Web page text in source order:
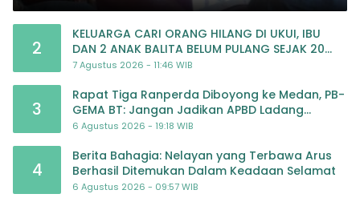
2
KELUARGA CARI ORANG HILANG DI UKUI, IBU
DAN 2 ANAK BALITA BELUM PULANG SEJAK 20
JULI 2026
7 Agustus 2026 - 11:46 WIB
3
Rapat Tiga Ranperda Diboyong ke Medan, PB-
GEMA BT: Jangan Jadikan APBD Ladang
Pembiayaan yang Tak Perlu
6 Agustus 2026 - 19:18 WIB
4
Berita Bahagia: Nelayan yang Terbawa Arus
Berhasil Ditemukan Dalam Keadaan Selamat
6 Agustus 2026 - 09:57 WIB